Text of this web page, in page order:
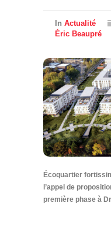
In Actualité
Éric Beaupré
Écoquartier
l’appel de
première phase à